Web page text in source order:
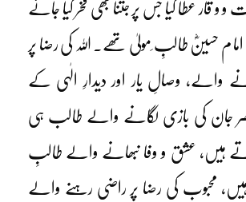
و و قار عطا کیا جس پر جتنا بھی فخر کیا جائے
م حسینؓ طالبِ ِمولیٰ تھے۔ اللہ کی رضا پر
والے، وصالِ یار اور دیدارِ الٰہی کے
جان کی بازی لگانے والے طالب ہی
ہیں، عشق و وفا نبھانے والے طالبِ
محبوب کی رضا پر راضی رہنے والے